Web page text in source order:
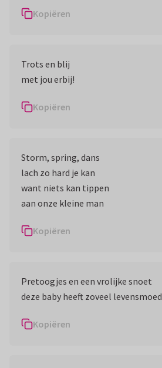
Kopiëren
Trots en blij
met jou erbij!
Kopiëren
Storm, spring, dans
lach zo hard je kan
want niets kan tippen
aan onze kleine man
Kopiëren
Pretoogjes en een vrolijke snoet
deze baby heeft zoveel levensmoed
Kopiëren